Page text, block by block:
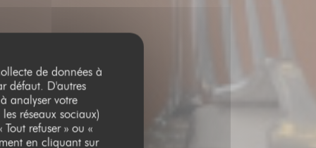
de données à
défaut. D'autres
analyser votre
réseaux sociaux)
refuser » ou «
en cliquant sur